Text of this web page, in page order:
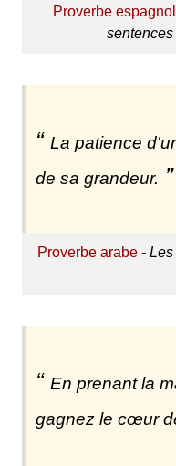
Proverbe espagnol
La patience
de sa grandeur.
Proverbe arabe -
En prenant la
gagnez le cœur